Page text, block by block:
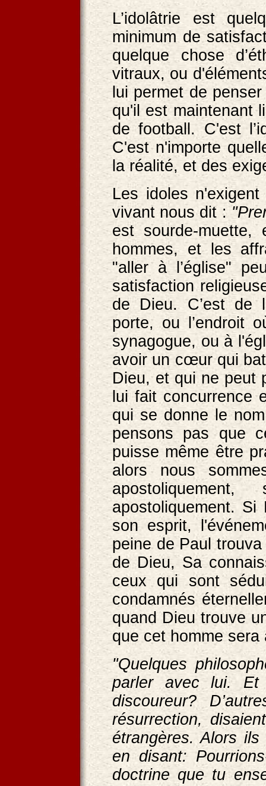
L’idolâtrie est
minimum de
quelque chose
vitraux, ou
lui permet de
qu'il est maintenant
de football. C'est
C'est n'importe
la réalité, et des
Les idoles
vivant nous dit :
est sourde-
hommes, et les
"aller à l’église"
satisfaction
de Dieu. C’est de
porte, ou l’endroit
synagogue, ou à
avoir un cœur qui
Dieu, et qui ne peut
lui fait concurrence
qui se donne le
pensons pas que
puisse même être
alors nous
apostoliquement.
son esprit,
peine de Paul
de Dieu, Sa
ceux qui sont
condamnés
quand Dieu trouve
que cet homme
"Quelques
parler avec lui.
discoureur?
résurrection,
étrangères. Alors
en disant:
doctrine que tu